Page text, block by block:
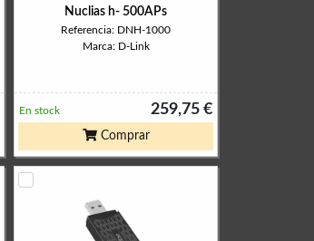
Nuclias h- 500APs
Referencia: DNH-1000
Marca: D-Link
259,75 €
En stock
Comprar